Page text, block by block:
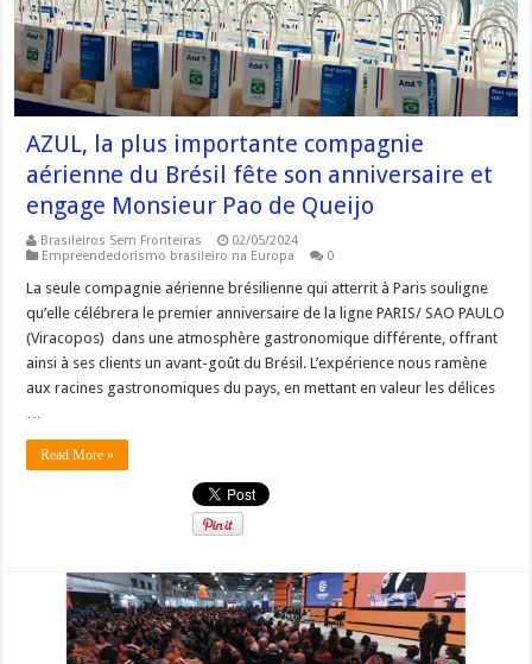
AZUL, la plus importante compagnie
aérienne du Brésil fête son anniversaire et
engage Monsieur Pao de Queijo
Brasileiros Sem Fronteiras
02/05/2024
Empreendedorismo brasileiro na Europa
0
La seule compagnie aérienne brésilienne qui atterrit à Paris souligne
qu’elle célébrera le premier anniversaire de la ligne PARIS/ SAO PAULO
(Viracopos) dans une atmosphère gastronomique différente, offrant
ainsi à ses clients un avant-goût du Brésil. L’expérience nous ramène
aux racines gastronomiques du pays, en mettant en valeur les délices
Read More »